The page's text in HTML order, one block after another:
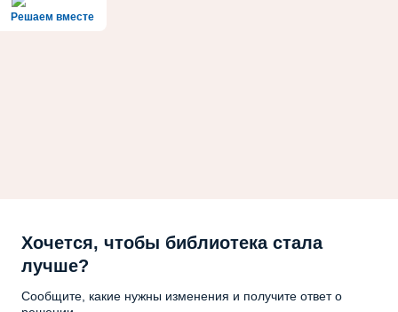
Решаем вместе
Хочется, чтобы библиотека стала
лучше?
Сообщите, какие нужны изменения и получите ответ о